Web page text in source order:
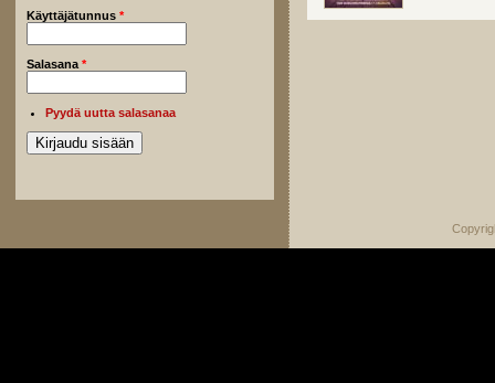
Käyttäjätunnus *
Salasana *
Pyydä uutta salasanaa